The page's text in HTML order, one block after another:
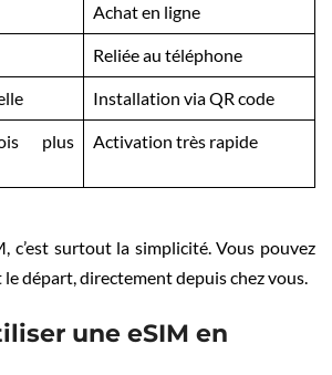
Achat en ligne
Reliée au téléphone
Installation via QR code
plus
Activation très rapide
c’est surtout la simplicité. Vous pouvez
départ, directement depuis chez vous.
une eSIM en